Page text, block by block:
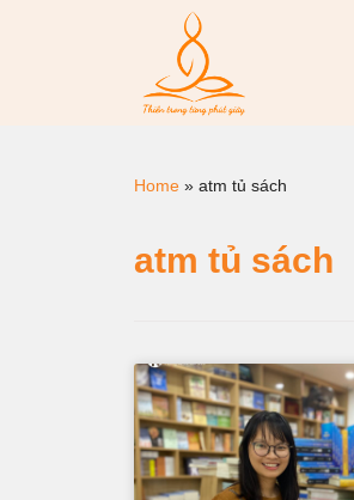
Home » atm tủ sách
atm tủ sách